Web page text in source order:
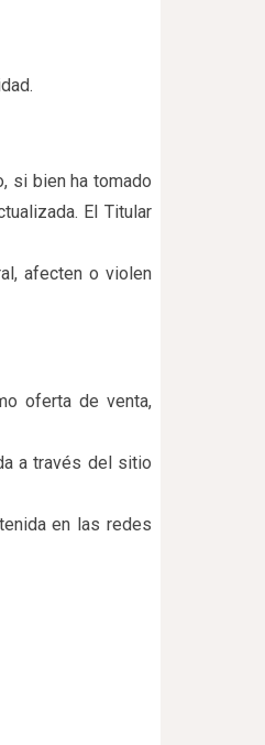
si bien ha tomado
El Titular
afecten o violen
oferta de venta,
a través del sitio
en las redes